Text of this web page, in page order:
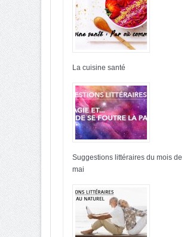
La cuisine santé
Suggestions littéraires du mois de
mai